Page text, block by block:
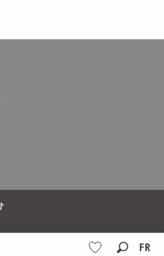
FR
Termes et conditions
Gestion du consentement